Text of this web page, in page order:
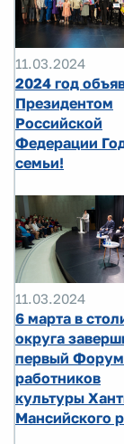
11.03.2024
2024 год
Президентом
Российской
Федерации
семьи!
11.03.2024
6 марта в
округа
первый Форум
работников
культуры
Мансийского